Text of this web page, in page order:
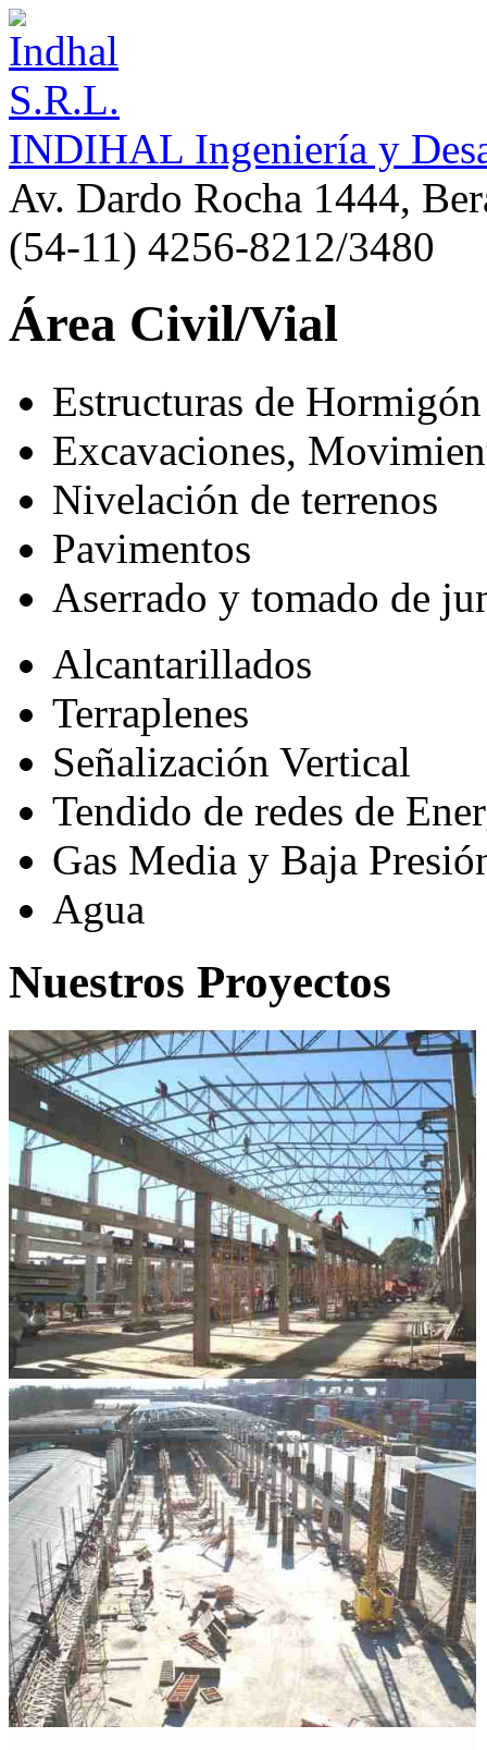
INDIHAL Ingeniería y
Av. Dardo Rocha 1444,
(54-11) 4256-8212/3480
Área Civil/Vial
Estructuras de
Excavaciones,
Nivelación de terrenos
Pavimentos
Aserrado y tomado de
Alcantarillados
Terraplenes
Señalización Vertical
Tendido de redes de
Gas Media y Baja
Agua
Nuestros Proyectos